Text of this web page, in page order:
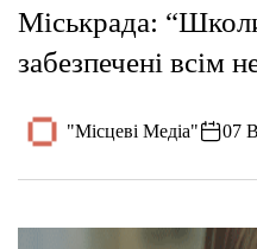
Міськрада:
забезпечені всім
"Місцеві Медіа" 07